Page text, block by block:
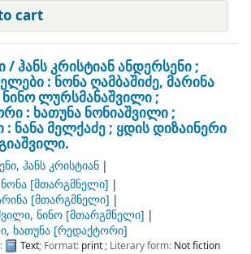
cart
/ჰანს კრისტიან ანდერსენი ;
: ნონა ღამბაშიძე, მარინა
ნინო ლურსმანაშვილი ;
: ხათუნა ნონიაშვილი ;
: ნანა მელქაძე ; ყდის დიზაინერი
ჰანს კრისტიან
[მთარგმნელი]
[მთარგმნელი]
ნინო [მთარგმნელი]
ხათუნა [რედაქტორი]
Text; Format: print ; Literary form: Not fiction